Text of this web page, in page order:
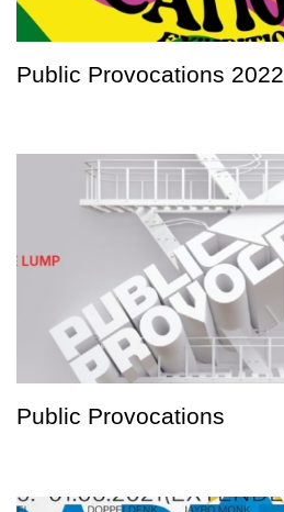
Public Provocations 2022
Public Provocations